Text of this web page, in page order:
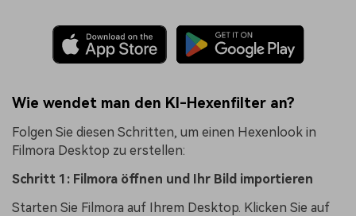
Wie wendet man den KI-Hexenfilter an?
Folgen Sie diesen Schritten, um einen Hexenlook in
Filmora Desktop zu erstellen:
Schritt 1: Filmora öffnen und Ihr Bild importieren
Starten Sie Filmora auf Ihrem Desktop. Klicken Sie auf